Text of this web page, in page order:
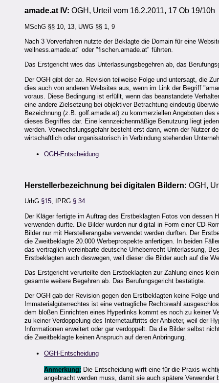
amade.at IV: OGH, Urteil vom 16.2.2011, 17 Ob 19/10h
MSchG §§ 10, 13, UWG §§ 1, 9
Nach 3 Vorverfahren nutzte der Beklagte die Domain für eine
wellness.amade.at" oder "fischen.amade.at" führten.
Das Erstgericht wies das Unterlassungsbegehren ab, das
Der OGH gibt der ao. Revision teilweise Folge und untersagt, die
dies auch von anderen Websites aus, wenn im Link der Begriff
voraus. Diese Bedingung ist erfüllt, wenn das beanstandete
eine andere Zielsetzung bei objektiver Betrachtung eindeutig
Bezeichnung (z.B. golf.amade.at) zu kommerziellen Angeboten
dieses Begriffes dar. Eine kennzeichenmäßige Benutzung liegt
werden. Verwechslungsgefahr besteht erst dann, wenn der Nutzer
wirtschaftlich oder organisatorisch in Verbindung stehenden
OGH-Entscheidung
Herstellerbezeichnung bei digitalen Bildern: OGH,
UrhG §15, IPRG § 34
Der Kläger fertigte im Auftrag des Erstbeklagten Fotos von dessen
verwenden durfte. Die Bilder wurden nur digital in Form einer CD-
Bilder nur mit Herstellerangabe verwendet werden durften. Der
die Zweitbeklagte 20.000 Werbeprospekte anfertigen. In beiden
das vertraglich vereinbarte deutsche Urheberrecht Unterlassung,
Erstbeklagten auch deswegen, weil dieser die Bilder auch auf die
Das Erstgericht verurteilte den Erstbeklagten zur Zahlung eines
gesamte weitere Begehren ab. Das Berufungsgericht bestätigte.
Der OGH gab der Revision gegen den Erstbeklagten keine Folge
Immaterialgüterrechtes ist eine vertragliche Rechtswahl
dem bloßen Einrichten eines Hyperlinks kommt es noch zu keiner
zu keiner Verdoppelung des Internetauftritts der Anbieter, weil der
Informationen erweitert oder gar verdoppelt. Da die Bilder selbst
die Zweitbeklagte keinen Anspruch auf deren Anbringung.
OGH-Entscheidung
Anmerkung: Die Entscheidung wirft eine für die Praxis
angebracht werden muss, damit sie auch spätere